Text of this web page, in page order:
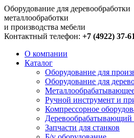
Оборудование для деревообработки
металлообработки
и производства мебели
Контактный телефон: +7 (4922) 37-
О компании
Каталог
Оборудование для
Оборудование для
Ручной инструмент и
Компрессорное
Деревообрабатывающий
Запчасти для станков